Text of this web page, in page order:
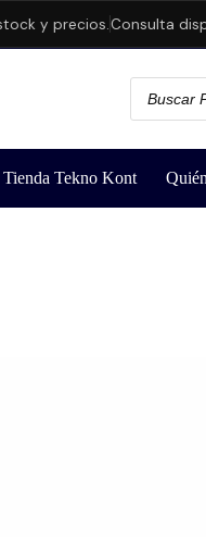
y precios.Consulta
Tienda Tekno Kont